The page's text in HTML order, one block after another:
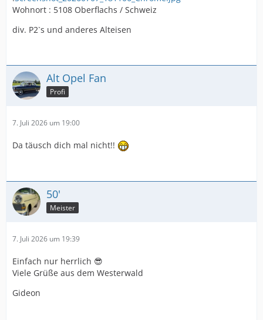
Wohnort : 5108 Oberflachs / Schweiz
div. P2`s und anderes Alteisen
Alt Opel Fan
Profi
7. Juli 2026 um 19:00
Da täusch dich mal nicht!!
50'
Meister
7. Juli 2026 um 19:39
Einfach nur herrlich 😎
Viele Grüße aus dem Westerwald
Gideon